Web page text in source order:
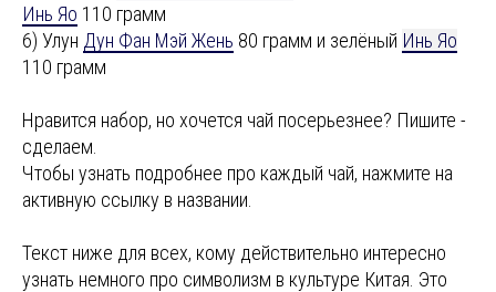
Инь Яо 110 грамм
6) Улун Дун Фан Мэй Жень 80 грамм и зелёный Инь Яо
110 грамм
Нравится набор, но хочется чай посерьезнее? Пишите -
сделаем.
Чтобы узнать подробнее про каждый чай, нажмите на
активную ссылку в названии.
Текст ниже для всех, кому действительно интересно
узнать немного про символизм в культуре Китая. Это